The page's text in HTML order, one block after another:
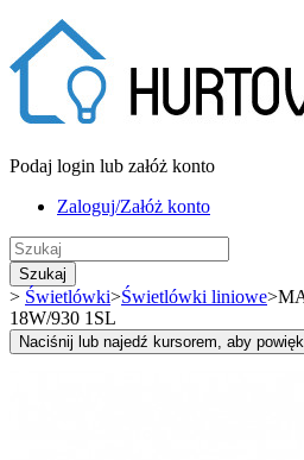
Podaj login lub załóż konto
Zaloguj/Załóż konto
Szukaj
> Świetlówki>Świetlówki liniowe>
18W/930 1SL
Naciśnij lub najedź kursorem, aby